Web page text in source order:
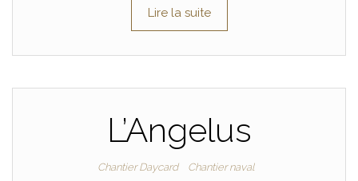
Lire la suite
L’Angelus
Chantier Daycard Chantier naval